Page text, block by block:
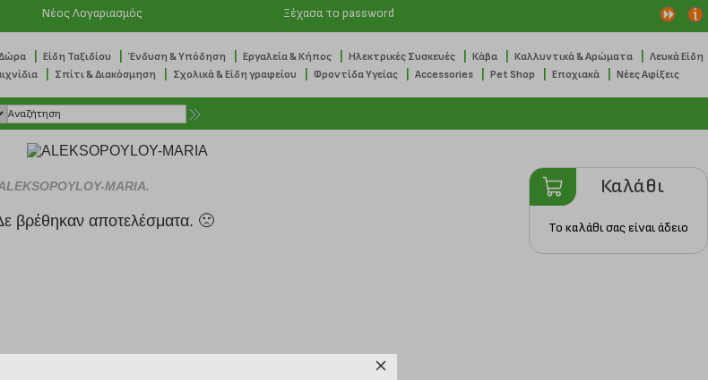
Νέος Λογαριασμός Ξέχασα το password
Είδη Ταξιδίου Ένδυση & Υπόδηση Εργαλεία & Κήπος Ηλεκτρικές Συσκευές Κάβα Καλλυντικά & Αρώματα Λευκά Είδη
Σπίτι & Διακόσμηση Σχολικά & Είδη γραφείου Φροντίδα Υγείας Accessories Pet Shop Εποχιακά Νέες Αφίξεις
MARIA.
βρέθηκαν αποτελέσματα. 🙁
Καλάθι
Το καλάθι σας είναι άδειο